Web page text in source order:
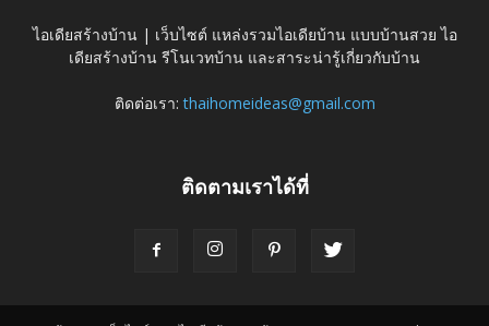
ไอเดียสร้างบ้าน | เว็บไซต์ แหล่งรวมไอเดียบ้าน แบบบ้านสวย ไอ
เดียสร้างบ้าน รีโนเวทบ้าน และสาระน่ารู้เกี่ยวกับบ้าน
ติดต่อเรา:thaihomeideas@gmail.com
ติดตามเราได้ที่